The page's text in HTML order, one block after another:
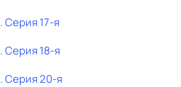
. Серия 17-я
. Серия 18-я
. Серия 20-я